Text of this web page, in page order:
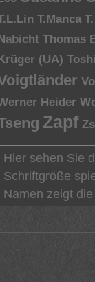
T.Manca
Nabicht Thomas
Krüger (UA)
Heider
Zapf
Hier sehen Sie
Schriftgröße
Namen zeigt